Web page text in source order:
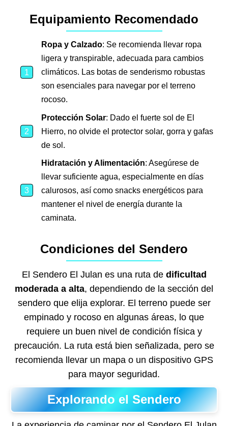
Equipamiento Recomendado
Ropa y Calzado: Se recomienda llevar ropa
ligera y transpirable, adecuada para cambios
climáticos. Las botas de senderismo robustas
son esenciales para navegar por el terreno
rocoso.
Protección Solar: Dado el fuerte sol de El
Hierro, no olvide el protector solar, gorra y gafas
de sol.
Hidratación y Alimentación: Asegúrese de
llevar suficiente agua, especialmente en días
calurosos, así como snacks energéticos para
mantener el nivel de energía durante la
caminata.
Condiciones del Sendero
El Sendero El Julan es una ruta de dificultad
moderada a alta, dependiendo de la sección del
sendero que elija explorar. El terreno puede ser
empinado y rocoso en algunas áreas, lo que
requiere un buen nivel de condición física y
precaución. La ruta está bien señalizada, pero se
recomienda llevar un mapa o un dispositivo GPS
para mayor seguridad.
Explorando el Sendero